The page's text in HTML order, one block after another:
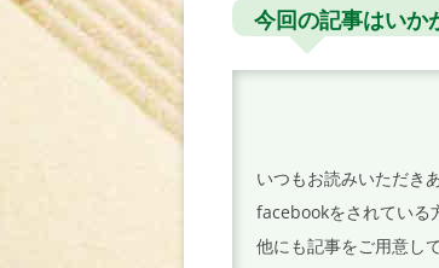
ビ
今回の記事はいか
いつもお読みいただき
facebookをされている
他にも記事をご用意し